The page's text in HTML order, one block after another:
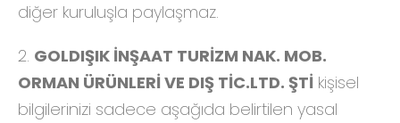
diğer kuruluşla paylaşmaz.
2. GOLDIŞIK İNŞAAT TURİZM NAK. MOB.
ORMAN ÜRÜNLERİ VE DIŞ TİC.LTD. ŞTİ kişisel
bilgilerinizi sadece aşağıda belirtilen yasal